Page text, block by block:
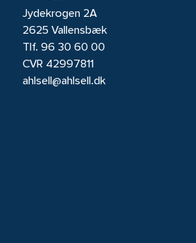
Jydekrogen 2A
2625 Vallensbæk
Tlf. 96 30 60 00
CVR 42997811
ahlsell@ahlsell.dk